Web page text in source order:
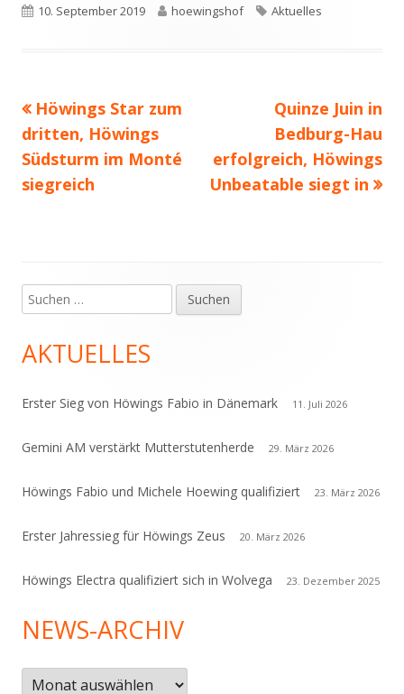
Veröffentlicht
10. September 2019 Autor
hoewingshof Schlagwörter
Aktuelles
Beitragsnavigation
Vorheriger
Beitrag:
Höwings Star zum
dritten, Höwings
Südsturm im Monté
siegreich
Nächster
Beitrag
Quinze Juin in
Bedburg-Hau
erfolgreich, Höwings
Unbeatable siegt in
Haupt-
Seitenleiste
Suchen
nach:
AKTUELLES
Erster Sieg von Höwings Fabio in Dänemark 11. Juli 2026
Gemini AM verstärkt Mutterstutenherde 29. März 2026
Höwings Fabio und Michele Hoewing qualifiziert 23. März 2026
Erster Jahressieg für Höwings Zeus 20. März 2026
Höwings Electra qualifiziert sich in Wolvega 23. Dezember 2025
NEWS-ARCHIV
News-